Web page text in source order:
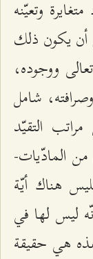
وتعيّنه
أن يكون ذلك
ووجوده،
شامل
التقيّد
المادّيات-
هناك أيّة
ليس لها في
هي حقيقة